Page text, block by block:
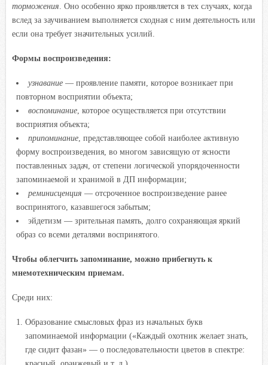
торможения . Оно особенно ярко проявляется в тех случаях, когда
вслед за заучиванием выполняется сходная с ним деятельность или
если она требует значительных усилий.
Формы воспроизведения:
узнавание— проявление памяти, которое возникает при
повторном восприятии объекта;
воспоминание, которое осуществляется при отсутствии
восприятия объекта;
припоминание, представляющее собой наиболее активную
форму воспроизведения, во многом зависящую от ясности
поставленных задач, от степени логической упорядоченности
запоминаемой и хранимой в ДП информации;
реминисценция — отсроченное воспроизведение ранее
воспринятого, казавшегося забытым;
эйдетизм — зрительная память, долго сохраняющая яркий
образ со всеми деталями воспринятого.
Чтобы облегчить запоминание, можно прибегнуть к
мнемотехническим приемам.
Среди них:
Образование смысловых фраз из начальных букв
запоминаемой информации («Каждый охотник желает знать,
где сидит фазан» — о последовательности цветов в спектре:
красный, оранжевый и т. д.).